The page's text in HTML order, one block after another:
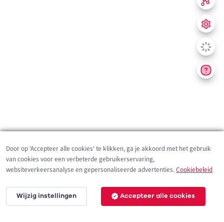
200 m
Door op 'Accepteer alle cookies' te klikken, ga je akkoord met het gebruik
van cookies voor een verbeterde gebruikerservaring,
websiteverkeersanalyse en gepersonaliseerde advertenties.Cookiebeleid
Wijzig instellingen Accepteer alle cookies